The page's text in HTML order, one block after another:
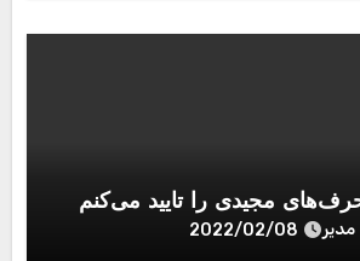
مجیدی را تایید می‌کنم
مدیر 2022/02/08